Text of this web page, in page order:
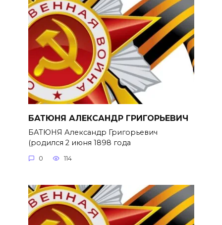
БАТЮНЯ АЛЕКСАНДР ГРИГОРЬЕВИЧ
БАТЮНЯ Александр Григорьевич
(родился 2 июня 1898 года
0 114